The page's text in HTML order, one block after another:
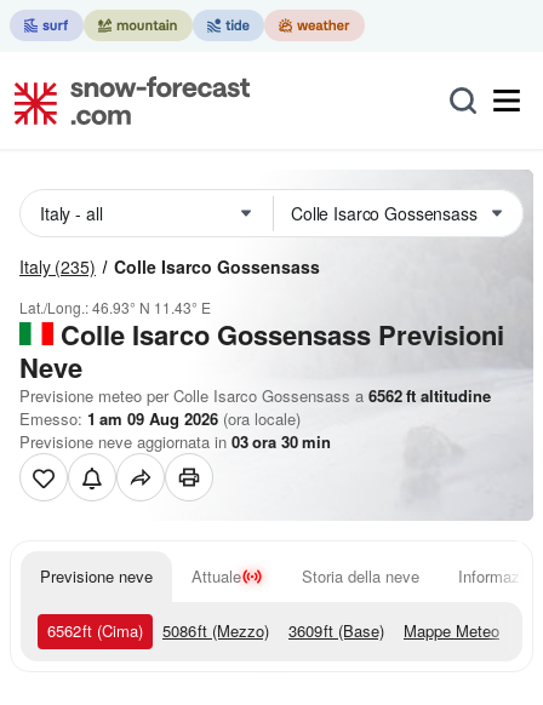
Italy (235) Colle Isarco Gossensass
Lat./Long.:46.93° N 11.43° E
Colle Isarco Gossensass Previsioni
Neve
Previsione meteo per Colle Isarco Gossensass a 6562ft altitudine
Emesso: 1 am 09 Aug 2026 (ora locale)
Previsione neve aggiornata in 03ora 30min
Previsione neve Attuale Storia della neve
6562ft (Cima) 5086ft (Mezzo) 3609ft (Base) Mappe Meteo